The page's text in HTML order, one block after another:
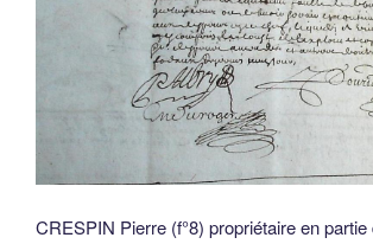
CRESPIN Pierre (f°8) propriétaire en